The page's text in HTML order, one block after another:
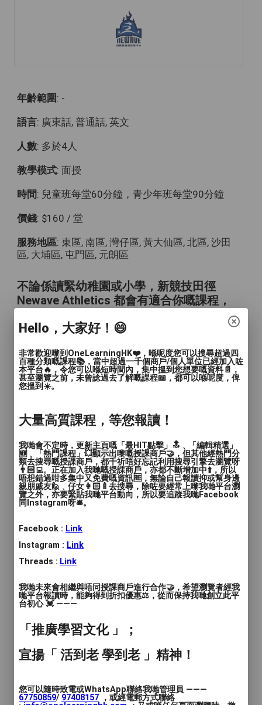
年齡範圍: -
語言: 廣東話, 普通話, 英文
人數: 多於4人
教學模式: 面授
時間: 兒童班每堂60分鐘，青少年班每堂90分鐘
價錢: $160 / 堂
服務地區: 東區, 南區, 灣仔區, 黃大仙區, 北區, 沙田
區, 大埔區, 屯門區, 元朗區
不論係讀緊幼稚園或小學，新競技田徑
Newave Athletics 都會有適合你嘅課程，
擲」！
Newave新競技課程由專業教練編排及執
教，令小朋友喺歡樂嘅氣氛中訓練，達到強
化身體、挑戰自我嘅目標。每位完成暑期班
【兒童班】
對象：K2至小一學生（需年滿4歲）
費用：$1120/7堂；$1280/8堂；$1440/9堂
（新生需另繳$100註冊費用，包括行政費
及訓練制服。）
地點：香港仔、銅鑼灣、九龍仔、九龍灣、
天水圍、屯門、青衣、沙田、大埔、將軍
澳、北區、馬鞍山
【青少年班】
對象：小二至中三學生（需年滿6歲）
費用：$1120/7堂；$1280/8堂；$1440/9堂
Hello，大家好！😄
非常歡迎嚟到OneLearningHK❤️，喺呢度您可以搜尋超過四
百種分類嘅課程📚，當中超過一千個商戶/個人單位已經加入咗
本平台🔥，令您可以喺短時間內，集中搵到您想要嘅資料📄，
甚至瀏覽之前，未曾諗過去了解嘅課程📖，都可以喺呢度，俾
您搵到☀️。
大量高質課程，等您報讀！
我哋會不定時，更新主頁嘅「最HIT點擊」🔝﹑「編輯精選」
🆕﹑「熱門課程」💥顯示出嚟嘅授課商戶🤝，但其他經熱門分
類去搜尋嘅授課商戶，都千祈唔好忘記利用搜尋引擎去瀏覽呀
👨🏻‍💻。正在加入我哋嘅授課商戶，亦都不斷增加中⬆️，所以
唔想錯過咁多集中又免費嘅資訊🆓，無論自己報讀抑或幫身邊
親朋戚友🙋﹑仔女👩🏻‍🍼去搜尋，除咗要經常上嚟我哋平台瀏
覽之外，亦要緊貼我哋平台動向，所以要追蹤我哋Facebook
同Instagram呀🛎️。
Facebook : Link
Instagram : Link
Threads : Link
我哋未來會相繼與唔同授課商戶進行合作🤝，希望瀏覽者經我
哋平台報讀時，能夠得到折扣優惠⚖️，從而保持我哋創立此平
台初心 💓 ———
「推廣學習文化 」；
宣揚「 活到老 學到老 」精神！
您可以隨時致電或WhatsApp聯絡我哋管理員 ———
67750859/ 97408157 ，或經電郵方式聯絡